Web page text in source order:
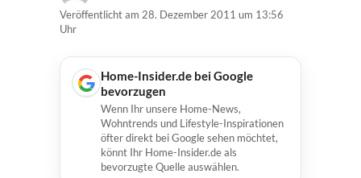
Veröffentlicht am 28. Dezember 2011 um 13:56
Uhr
Home-Insider.de bei Google
bevorzugen
Wenn Ihr unsere Home-News,
Wohntrends und Lifestyle-Inspirationen
öfter direkt bei Google sehen möchtet,
könnt Ihr Home-Insider.de als
bevorzugte Quelle auswählen.